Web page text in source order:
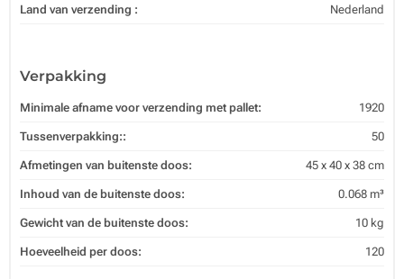
Land van verzending : Nederland
Verpakking
Minimale afname voor verzending met pallet: 1920
Tussenverpakking:: 50
Afmetingen van buitenste doos: 45 x 40 x 38 cm
Inhoud van de buitenste doos: 0.068 m³
Gewicht van de buitenste doos: 10 kg
Hoeveelheid per doos: 120